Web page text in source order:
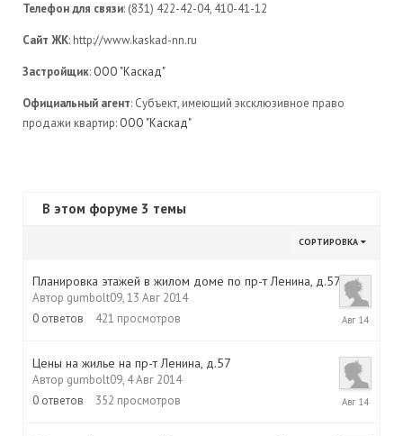
Телефон для связи: (831) 422-42-04, 410-41-12
Сайт ЖК: http://www.kaskad-nn.ru
Застройщик: ООО "Каскад"
Официальный агент: Субъект, имеющий эксклюзивное право
продажи квартир: ООО "Каскад"
В этом форуме 3 темы
СОРТИРОВКА
Планировка этажей в жилом доме по пр-т Ленина, д.57
Автор gumbolt09,13 Авг 2014
0 ответов 421 просмотров
13
Цены на жилье на пр-т Ленина, д.57
Автор gumbolt09, 4 Авг 2014
0 ответов 352 просмотров
4